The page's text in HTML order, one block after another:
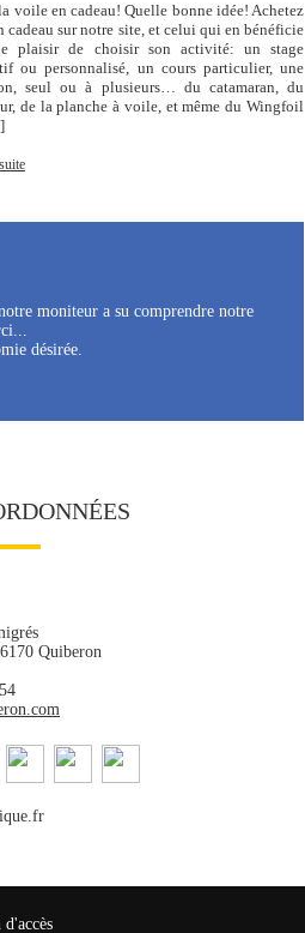
voile en cadeau! Quelle bonne idée! Achetez
cadeau sur notre site, et celui qui en bénéficie
plaisir de choisir son activité: un stage
ou personnalisé, un cours particulier, une
seul ou à plusieurs… du catamaran, du
de la planche à voile, et même du Wingfoil
moniteur a su comprendre notre
désirée.
Quiberon
d'accès